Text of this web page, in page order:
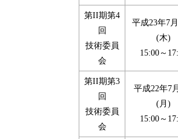
第II期第4
回
技術委員
会
平成23年7
(木)
15:00～
第II期第3
回
技術委員
会
平成22年7
(月)
15:00～